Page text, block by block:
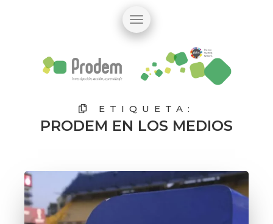
ETIQUETA:
PRODEM EN LOS MEDIOS